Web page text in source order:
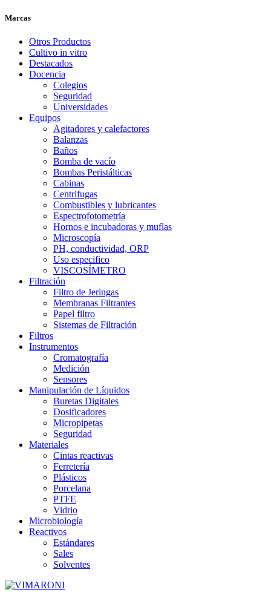
Marcas
Otros Productos
Cultivo in vitro
Destacados
Docencia
Colegios
Seguridad
Universidades
Equipos
Agitadores y calefactores
Balanzas
Baños
Bomba de vacío
Bombas Peristálticas
Cabinas
Centrifugas
Combustibles y lubricantes
Espectrofotometría
Hornos e incubadoras y muflas
Microscopía
PH, conductividad, ORP
Uso especifico
VISCOSÍMETRO
Filtración
Filtro de Jeringas
Membranas Filtrantes
Papel filtro
Sistemas de Filtración
Filtros
Instrumentos
Cromatografía
Medición
Sensores
Manipulación de Líquidos
Buretas Digitales
Dosificadores
Micropipetas
Seguridad
Materiales
Cintas reactivas
Ferretería
Plásticos
Porcelana
PTFE
Vidrio
Microbiología
Reactivos
Estándares
Sales
Solventes